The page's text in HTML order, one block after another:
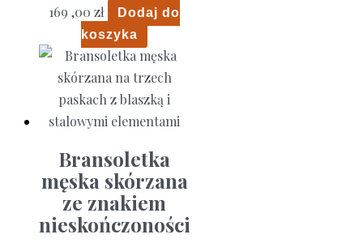
169 ,00 zł
Dodaj do
koszyka
Bransoletka
męska skórzana
ze znakiem
nieskończoności